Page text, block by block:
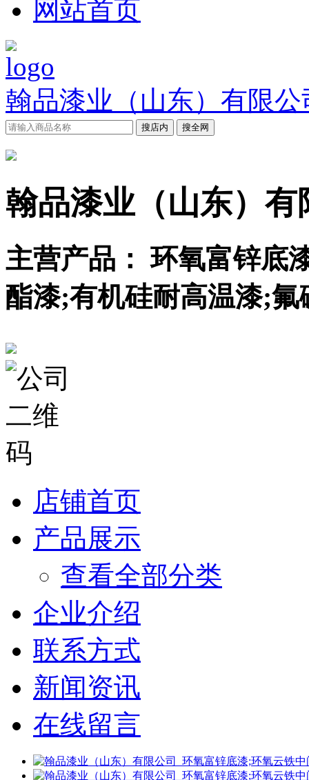
网站首页
翰品漆业（山东）有限公
搜店内 搜全网
翰品漆业（山东）有
主营产品： 环氧富锌底
酯漆;有机硅耐高温漆;氟
店铺首页
产品展示
查看全部分类
企业介绍
联系方式
新闻资讯
在线留言